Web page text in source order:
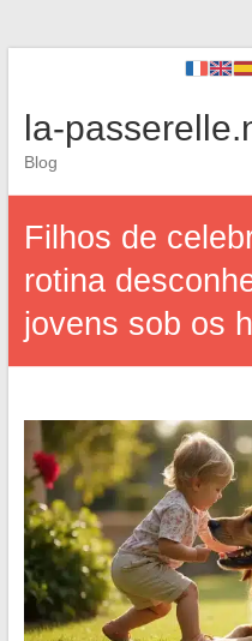
la-
Blog
Filhos de
rotina
jovens sob os